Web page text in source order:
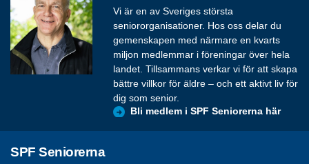
Vi är en av Sveriges största
seniororganisationer. Hos oss delar du
gemenskapen med närmare en kvarts
miljon medlemmar i föreningar över hela
landet. Tillsammans verkar vi för att skapa
bättre villkor för äldre – och ett aktivt liv för
dig som senior.
Bli medlem i SPF Seniorerna här
SPF Seniorerna